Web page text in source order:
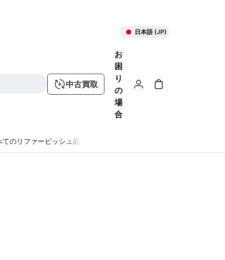
日本語 (JP)
中古買取
お
困
り
の
場
合
てのリファービッシュ品